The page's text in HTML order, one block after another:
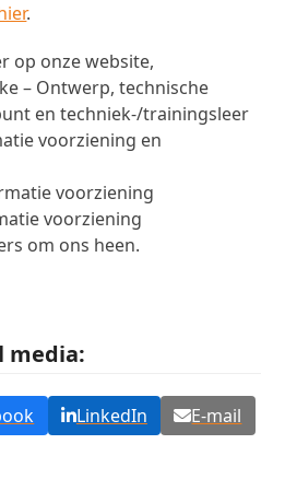
.
op onze website,
– Ontwerp, technische
en techniek-/trainingsleer
voorziening en
voorziening
voorziening
om ons heen.
media:
LinkedIn
E-mail